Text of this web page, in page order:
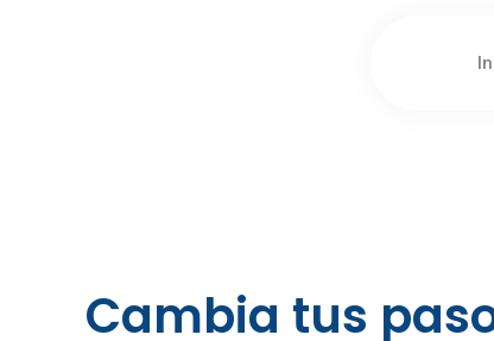
Cambia tus